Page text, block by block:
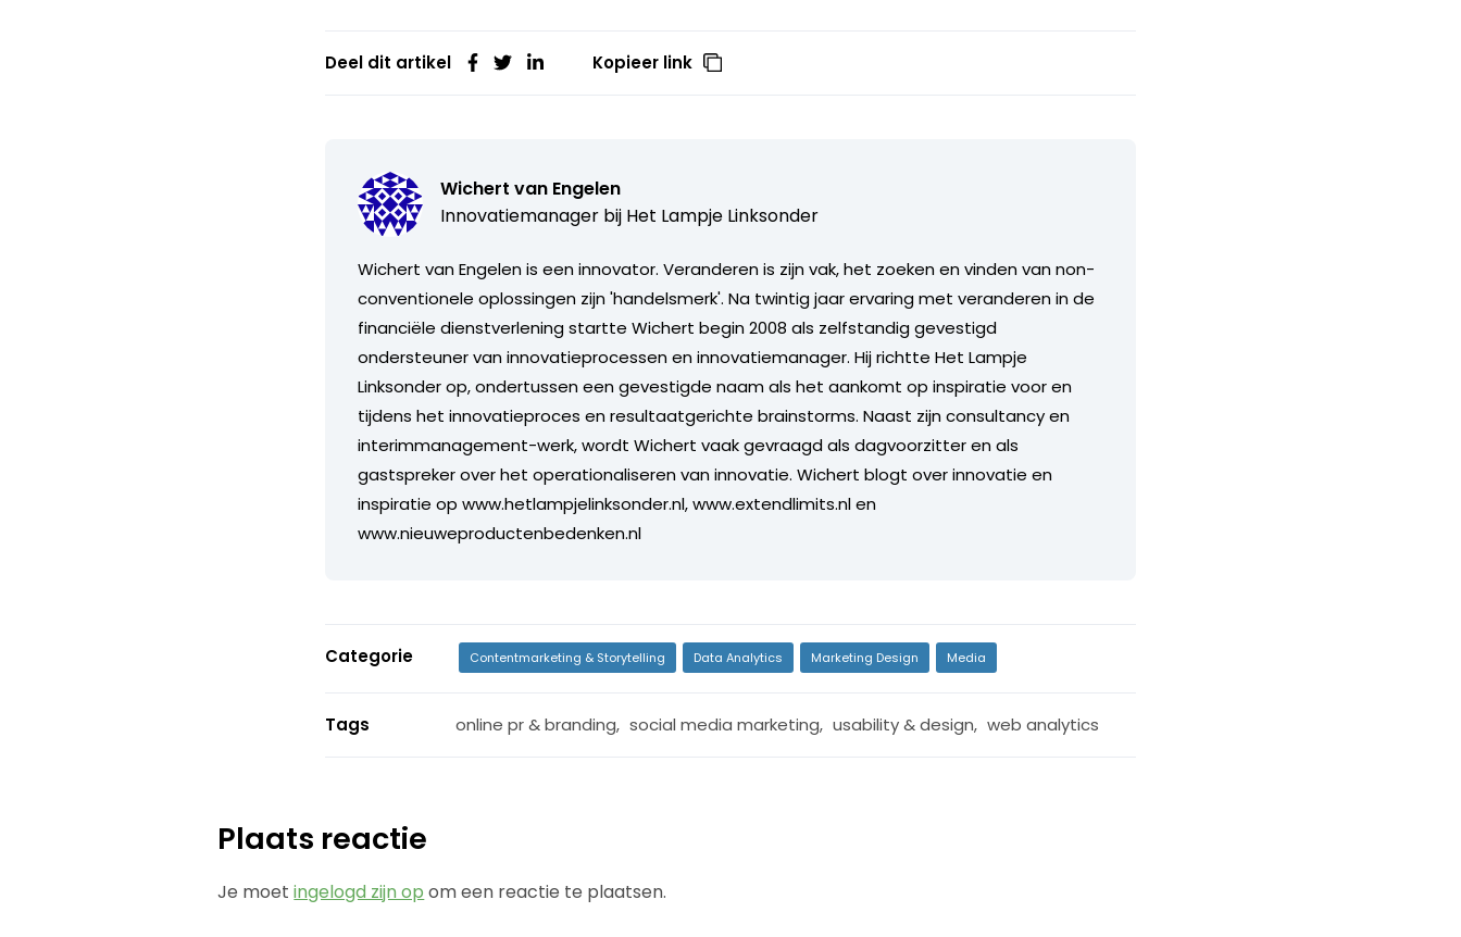
Deel dit artikel Kopieer link
Wichert van Engelen
Innovatiemanager bij Het Lampje Linksonder
Wichert van Engelen is een innovator. Veranderen is zijn vak, het zoeken en vinden van non-
conventionele oplossingen zijn 'handelsmerk'. Na twintig jaar ervaring met veranderen in de
financiële dienstverlening startte Wichert begin 2008 als zelfstandig gevestigd
ondersteuner van innovatieprocessen en innovatiemanager. Hij richtte Het Lampje
Linksonder op, ondertussen een gevestigde naam als het aankomt op inspiratie voor en
tijdens het innovatieproces en resultaatgerichte brainstorms. Naast zijn consultancy en
interimmanagement-werk, wordt Wichert vaak gevraagd als dagvoorzitter en als
gastspreker over het operationaliseren van innovatie. Wichert blogt over innovatie en
inspiratie op www.hetlampjelinksonder.nl, www.extendlimits.nl en
www.nieuweproductenbedenken.nl
Categorie Contentmarketing & Storytelling Data Analytics Marketing Design Media
Tags online pr & branding, social media marketing, usability & design, web analytics
Plaats reactie
Je moetingelogd zijn op om een reactie te plaatsen.